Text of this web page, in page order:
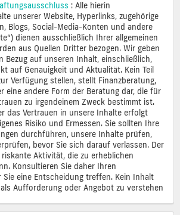
: Alle hierin
unserer Website, Hyperlinks, zugehörige
Blogs, Social-Media-Konten und andere
dienen ausschließlich Ihrer allgemeinen
aus Quellen Dritter bezogen. Wir geben
Bezug auf unseren Inhalt, einschließlich,
auf Genauigkeit und Aktualität. Kein Teil
Verfügung stellen, stellt Finanzberatung,
eine andere Form der Beratung dar, die für
zu irgendeinem Zweck bestimmt ist.
das Vertrauen in unsere Inhalte erfolgt
Risiko und Ermessen. Sie sollten Ihre
durchführen, unsere Inhalte prüfen,
bevor Sie sich darauf verlassen. Der
Aktivität, die zu erheblichen
Konsultieren Sie daher Ihren
Sie eine Entscheidung treffen. Kein Inhalt
Aufforderung oder Angebot zu verstehen